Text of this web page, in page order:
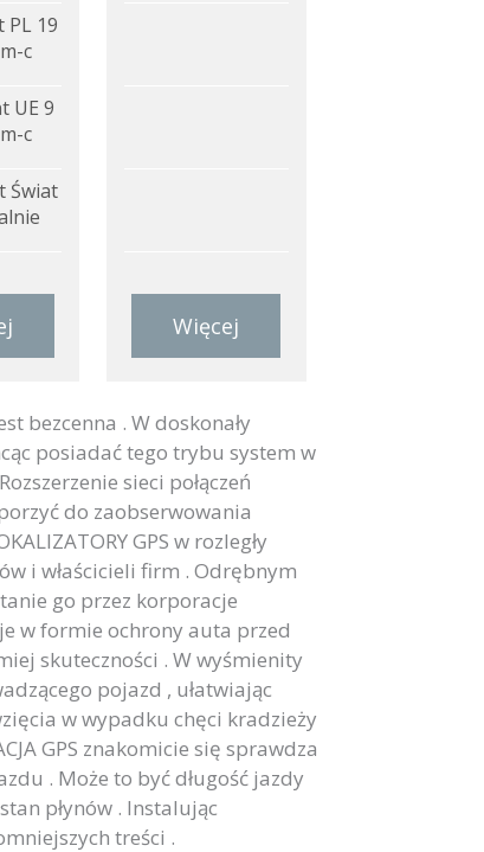
PL 19
c
UE 9
c
Świat
Więcej
bezcenna . W doskonały
posiadać tego trybu system w
sieci połączeń
do zaobserwowania
GPS w rozległy
i właścicieli firm . Odrębnym
go przez korporacje
w formie ochrony auta przed
skuteczności . W wyśmienity
pojazd , ułatwiając
w wypadku chęci kradzieży
GPS znakomicie się sprawdza
. Może to być długość jazdy
płynów . Instalując
treści .